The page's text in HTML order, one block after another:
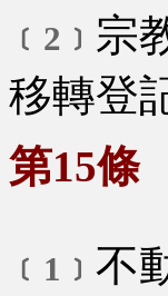
﹝2﹞ 宗
移轉登
第15條
﹝1﹞ 不